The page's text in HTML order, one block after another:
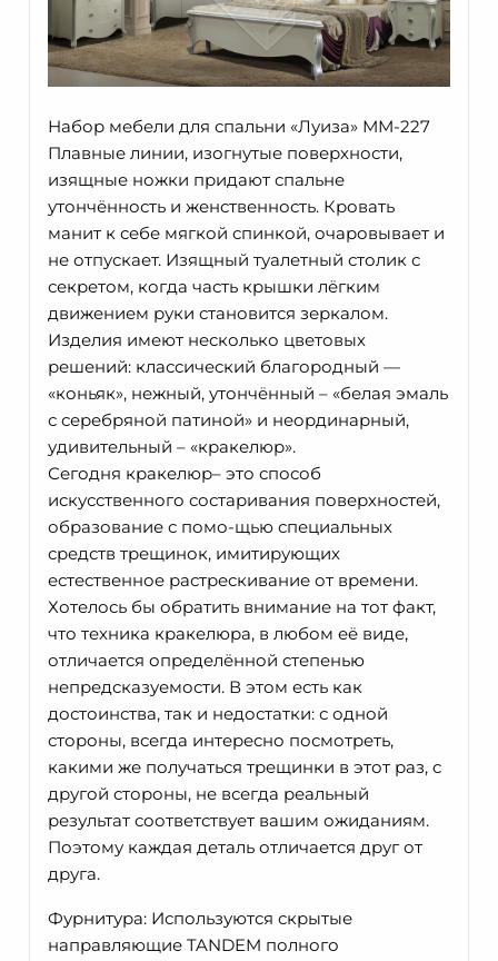
Набор мебели для спальни «Луиза» ММ-227
Плавные линии, изогнутые поверхности,
изящные ножки придают спальне
утончённость и женственность. Кровать
манит к себе мягкой спинкой, очаровывает и
не отпускает. Изящный туалетный столик с
секретом, когда часть крышки лёгким
движением руки становится зеркалом.
Изделия имеют несколько цветовых
решений: классический благородный —
«коньяк», нежный, утончённый – «белая эмаль
с серебряной патиной» и неординарный,
удивительный – «кракелюр».
Сегодня кракелюр– это способ
искусственного состаривания поверхностей,
образование с помо-щью специальных
средств трещинок, имитирующих
естественное растрескивание от времени.
Хотелось бы обратить внимание на тот факт,
что техника кракелюра, в любом её виде,
отличается определённой степенью
непредсказуемости. В этом есть как
достоинства, так и недостатки: с одной
стороны, всегда интересно посмотреть,
какими же получаться трещинки в этот раз, с
другой стороны, не всегда реальный
результат соответствует вашим ожиданиям.
Поэтому каждая деталь отличается друг от
друга.
Фурнитура: Используются скрытые
направляющие TANDEM полного